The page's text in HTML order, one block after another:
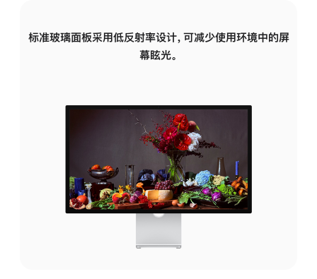
标准玻璃面板采用低反射率设计，可减少使用环境中的屏
幕眩光。